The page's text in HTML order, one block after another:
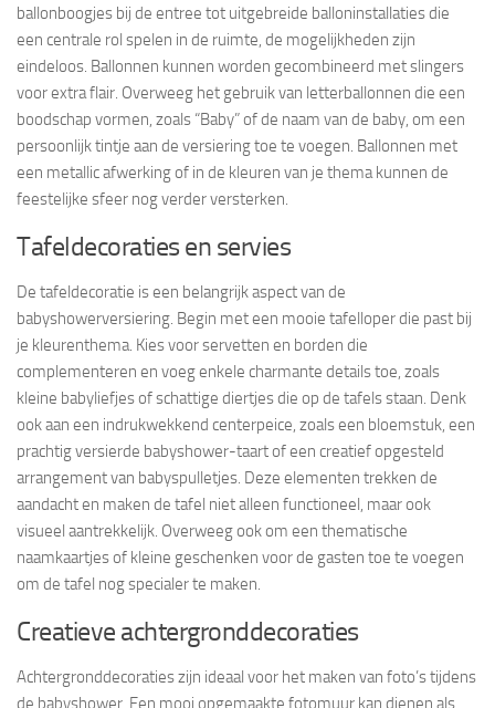
ballonboogjes bij de entree tot uitgebreide balloninstallaties die
een centrale rol spelen in de ruimte, de mogelijkheden zijn
eindeloos. Ballonnen kunnen worden gecombineerd met slingers
voor extra flair. Overweeg het gebruik van letterballonnen die een
boodschap vormen, zoals “Baby” of de naam van de baby, om een
persoonlijk tintje aan de versiering toe te voegen. Ballonnen met
een metallic afwerking of in de kleuren van je thema kunnen de
feestelijke sfeer nog verder versterken.
Tafeldecoraties en servies
De tafeldecoratie is een belangrijk aspect van de
babyshowerversiering. Begin met een mooie tafelloper die past bij
je kleurenthema. Kies voor servetten en borden die
complementeren en voeg enkele charmante details toe, zoals
kleine babyliefjes of schattige diertjes die op de tafels staan. Denk
ook aan een indrukwekkend centerpeice, zoals een bloemstuk, een
prachtig versierde babyshower-taart of een creatief opgesteld
arrangement van babyspulletjes. Deze elementen trekken de
aandacht en maken de tafel niet alleen functioneel, maar ook
visueel aantrekkelijk. Overweeg ook om een thematische
naamkaartjes of kleine geschenken voor de gasten toe te voegen
om de tafel nog specialer te maken.
Creatieve achtergronddecoraties
Achtergronddecoraties zijn ideaal voor het maken van foto’s tijdens
de babyshower. Een mooi opgemaakte fotomuur kan dienen als